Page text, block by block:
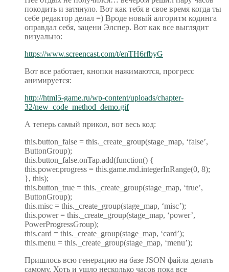
покодить и затянуло. Вот как тебя в свое время когда ты
себе редактор делал =) Вроде новый алгоритм кодинга
оправдал себя, зацени Элспер. Вот как все выглядит
визуально:
https://www.screencast.com/t/enTH6rfbyG
Вот все работает, кнопки нажимаются, прогресс
анимируется:
http://html5-game.ru/wp-content/uploads/chapter-
32/new_code_method_demo.gif
А теперь самый прикол, вот весь код:
this.button_false = this._create_group(stage_map, ‘false’,
ButtonGroup);
this.button_false.onTap.add(function() {
this.power.progress = this.game.rnd.integerInRange(0, 8);
}, this);
this.button_true = this._create_group(stage_map, ‘true’,
ButtonGroup);
this.misc = this._create_group(stage_map, ‘misc’);
this.power = this._create_group(stage_map, ‘power’,
PowerProgressGroup);
this.card = this._create_group(stage_map, ‘card’);
this.menu = this._create_group(stage_map, ‘menu’);
Пришлось всю генерацию на базе JSON файла делать
самому. Хоть и ушло несколько часов пока все